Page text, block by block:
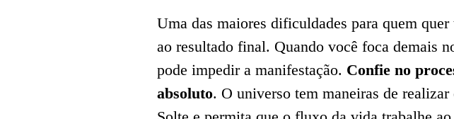
Uma das maiores dificuldades para quem
ao resultado final. Quando você foca demais
pode impedir a manifestação. Confie no
absoluto. O universo tem maneiras de